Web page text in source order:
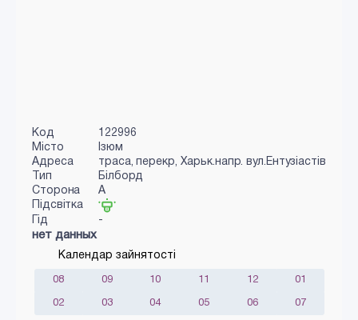
Код
122996
Місто
Ізюм
Адреса
траса, перекр, Харьк.напр. вул.Ентузіастів
Тип
Білборд
Сторона
A
Підсвітка
Гід
-
нет данных
Календар зайнятості
08 09 10 11 12 01
02 03 04 05 06 07